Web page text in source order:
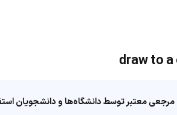
معتبر توسط دانشگاه‌ها و دانشجویان